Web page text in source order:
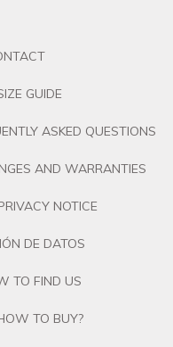
GUIDE
ASKED QUESTIONS
AND WARRANTIES
NOTICE
DE DATOS
TO FIND US
TO BUY?